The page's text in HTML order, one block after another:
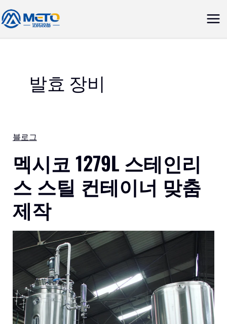
텐
메
발효 장비
블로그
멕시코 1279L 스테인리
스 스틸 컨테이너 맞춤
제작
멕
코
1279L
스
테
스
틸
컨
테